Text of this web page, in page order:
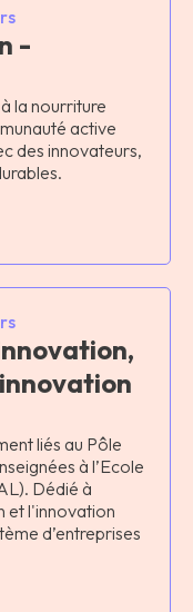
-
la nourriture
active
des innovateurs,
liés au Pôle
à l’Ecole
Dédié à
et l'innovation
d’entreprises